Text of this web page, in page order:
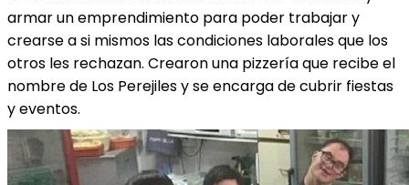
armar un emprendimiento para poder trabajar y
crearse a si mismos las condiciones laborales que los
otros les rechazan. Crearon una pizzería que recibe el
nombre de Los Perejiles y se encarga de cubrir fiestas
y eventos.